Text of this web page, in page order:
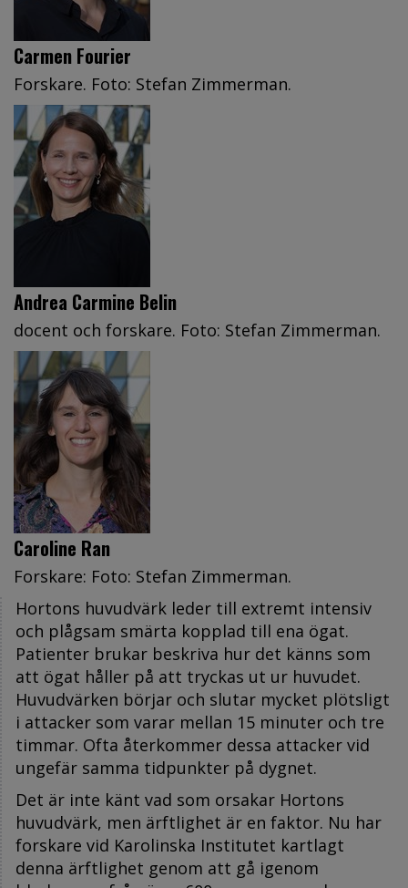
Carmen Fourier
Forskare. Foto: Stefan Zimmerman.
Andrea Carmine Belin
docent och forskare. Foto: Stefan Zimmerman.
Caroline Ran
Forskare: Foto: Stefan Zimmerman.
Hortons huvudvärk leder till extremt intensiv
och plågsam smärta kopplad till ena ögat.
Patienter brukar beskriva hur det känns som
att ögat håller på att tryckas ut ur huvudet.
Huvudvärken börjar och slutar mycket plötsligt
i attacker som varar mellan 15 minuter och tre
timmar. Ofta återkommer dessa attacker vid
ungefär samma tidpunkter på dygnet.
Det är inte känt vad som orsakar Hortons
huvudvärk, men ärftlighet är en faktor. Nu har
forskare vid Karolinska Institutet kartlagt
denna ärftlighet genom att gå igenom